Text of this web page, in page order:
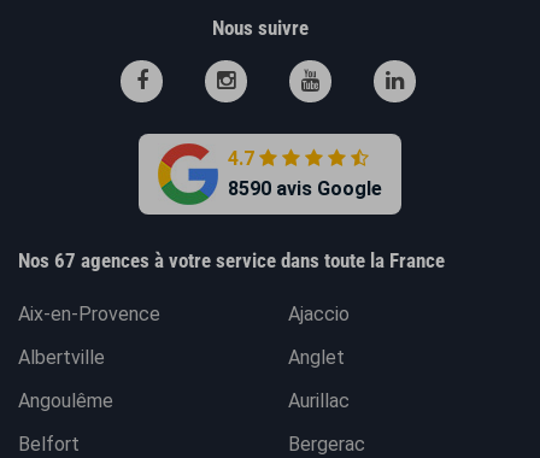
Nous suivre
4.7
8590 avis Google
Nos 67 agences à votre service dans toute la France
Aix-en-Provence
Ajaccio
Albertville
Anglet
Angoulême
Aurillac
Belfort
Bergerac